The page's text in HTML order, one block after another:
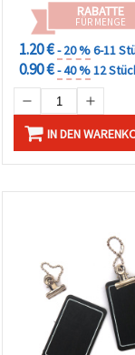
RABATTE
FÜR MENGE
1.20 €- 20 %6-11
0.90 €- 40 %12
IN DEN